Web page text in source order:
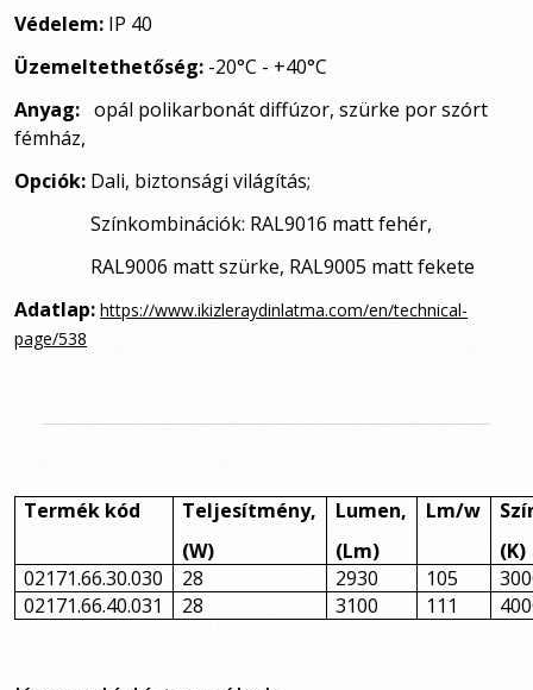
Védelem: IP 40
Üzemeltethetőség: -20°C - +40°C
Anyag: opál polikarbonát diffúzor, szürke por szórt
fémház,
Opciók: Dali, biztonsági világítás;
Színkombinációk: RAL9016 matt fehér,
RAL9006 matt szürke, RAL9005 matt fekete
Adatlap: https://www.ikizleraydinlatma.com/en/technical-
page/538
Termék kód
Teljesítmény,
(W)
Lumen,
(Lm)
Lm/w
(K)
02171.66.30.030
28 2930 105
02171.66.40.031
28 3100 111